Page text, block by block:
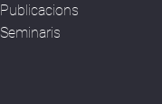
Publicacions
Seminaris